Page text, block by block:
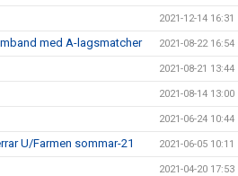
2021-12-14 16:31
med A-lagsmatcher 2021-08-22 16:54
2021-08-21 13:44
2021-08-14 13:00
2021-06-24 10:44
U/Farmen sommar-21 2021-06-05 10:11
2021-04-20 17:53